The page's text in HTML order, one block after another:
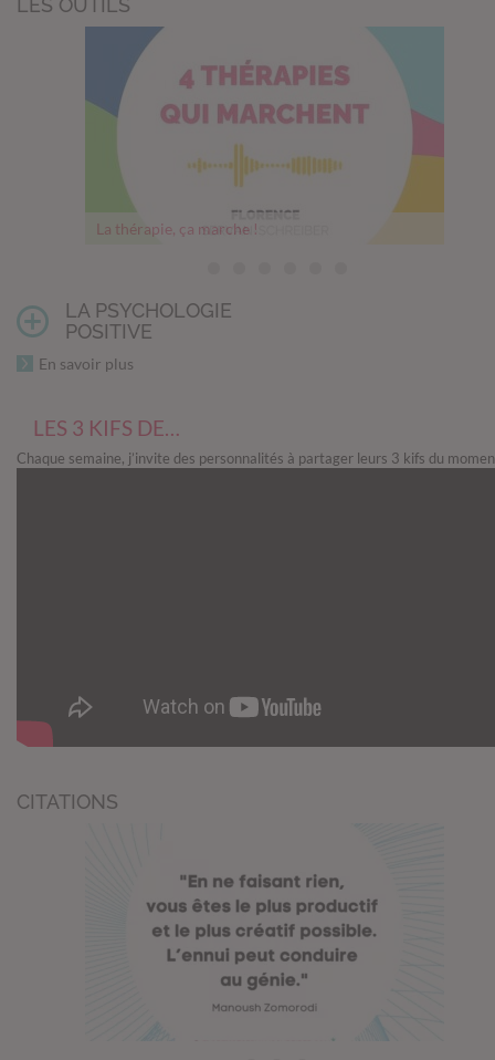
LES OUTILS
La thérapie, ça marche !
Thérapie, comment franchir le pas
Mesurer son bonheur
Un cerveau en pleine forme
Comment les relations nourrissent notre cerveau
Les 5 objectifs philosophiques du Memento mori
Questions avant un abandon
LA PSYCHOLOGIE
POSITIVE
En savoir plus
LES 3 KIFS DE…
Chaque semaine, j’invite des personnalités à partager leurs 3 kifs du
CITATIONS